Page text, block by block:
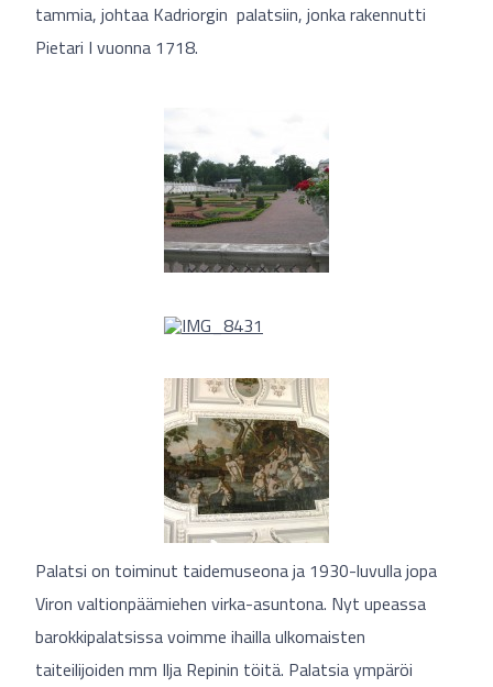
tammia, johtaa Kadriorgin palatsiin, jonka rakennutti
Pietari I vuonna 1718.
Palatsi on toiminut taidemuseona ja 1930-luvulla jopa
Viron valtionpäämiehen virka-asuntona. Nyt upeassa
barokkipalatsissa voimme ihailla ulkomaisten
taiteilijoiden mm Ilja Repinin töitä. Palatsia ympäröi